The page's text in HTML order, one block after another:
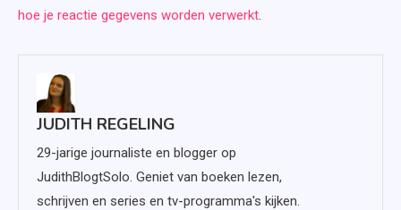
hoe je reactie gegevens worden verwerkt.
JUDITH REGELING
29-jarige journaliste en blogger op
JudithBlogtSolo. Geniet van boeken lezen,
schrijven en series en tv-programma's kijken.